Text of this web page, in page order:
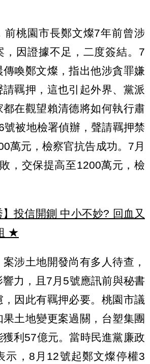
前桃園市長鄭文燦7年前曾涉
，因證據不足，二度簽結。7
傳喚鄭文燦，指出他涉貪罪嫌
羈押，這也引起外界、黨派
都在觀望賴清德將如何執行肅
號被地檢署偵辦，聲請羈押禁
萬元，檢察官抗告成功。7月
，交保提高至1200萬元，檢
投信開鍘 中小不妙? 回血又
★
涉土地開發尚有多人待查，
力，且7月5號應訊前與秘書
因此有羈押必要。桃園市議
果土地變更案過關，台塑集團
利57億元。當時民進黨廉政
示，8月12號起鄭文燦停權3